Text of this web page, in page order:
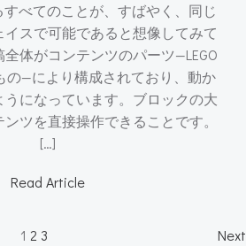
すべてのことが、すばやく、同じ
スで可能であると想像してみて
体がコンテンツのパーツ—LEGO
の—により構成されており、動か
うになっています。ブロックの大
ツを直接操作できることです。
[…]
Read Article
Page
1 Page
2 Page
3 Next